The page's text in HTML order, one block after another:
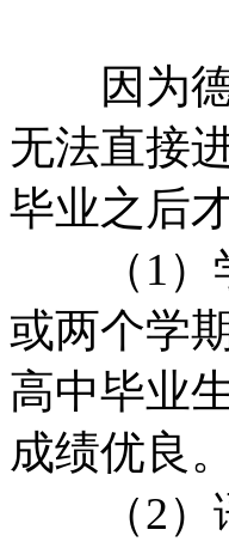
因为德
无法直接
毕业之后
（1）学
或两个学
高中毕业
成绩优良
（2）语